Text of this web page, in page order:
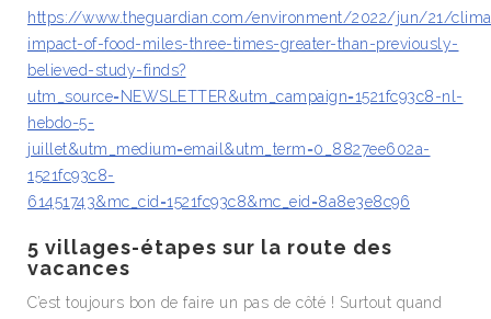
https://www.theguardian.com/environment/2022/jun/21/
impact-of-food-miles-three-times-greater-than-previously-
believed-study-finds?
utm_source=NEWSLETTER&utm_campaign=1521fc93c8-nl-
hebdo-5-
juillet&utm_medium=email&utm_term=0_8827ee602a-
1521fc93c8-
61451743&mc_cid=1521fc93c8&mc_eid=8a8e3e8c96
5 villages-étapes sur la route des
vacances
C’est toujours bon de faire un pas de côté ! Surtout quand